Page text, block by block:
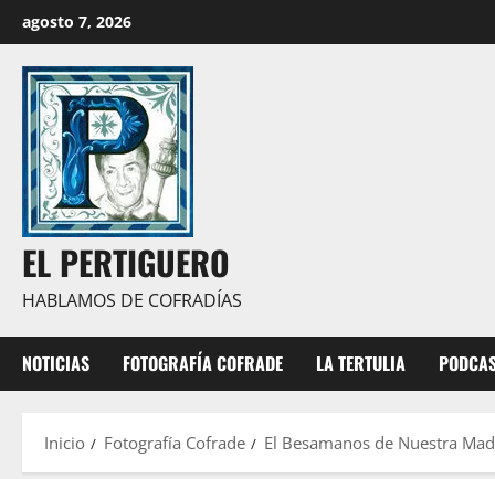
al
contenido
agosto 7, 2026
EL PERTIGUERO
HABLAMOS DE COFRADÍAS
NOTICIAS FOTOGRAFÍA COFRADE LA TERTULIA
Inicio Fotografía Cofrade El Besamanos de Nuestra